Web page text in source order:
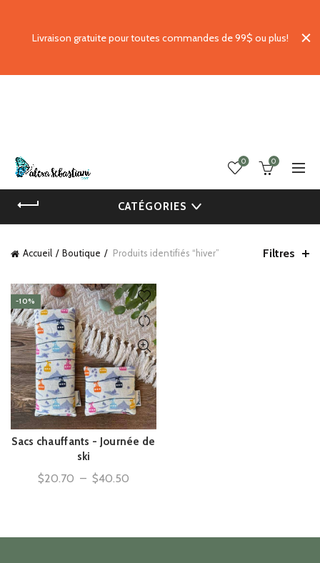
0 0
CATÉGORIES
Accueil Boutique Produits identifiés “hiver” Filtres
-10%
ACHAT RAPIDE
Sacs chauffants - Journée de
ski
$20.70 – $40.50
Livraison gratuite pour toutes commandes de 99$ ou plus!